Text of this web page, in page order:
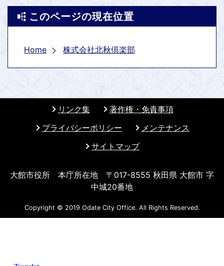
このページの現在位置
Home 株式会社北秋倶楽部
リンク集
著作権・免責事項
プライバシーポリシー
メンテナンス
サイトマップ
大館市役所 本庁所在地 〒017-8555 秋田県 大館市 字
中城20番地
Copyright © 2019 Odate City Office. All Rights Reserved.